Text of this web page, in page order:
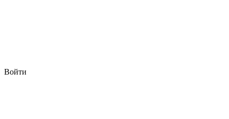
Войти